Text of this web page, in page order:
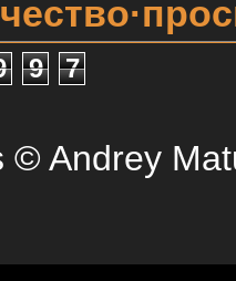
9 7
© Andrey